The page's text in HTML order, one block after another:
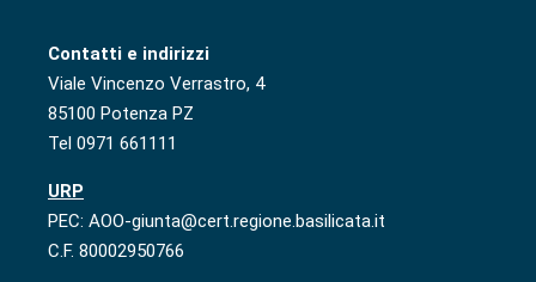
Contatti e indirizzi
Viale Vincenzo Verrastro, 4
85100 Potenza PZ
Tel 0971 661111
URP
PEC: AOO-giunta@cert.regione.basilicata.it
C.F. 80002950766